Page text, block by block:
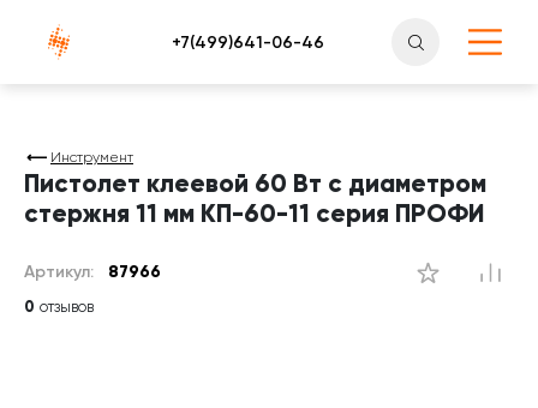
Атлантснаб
Инструмент
Пистолет клеевой 60 Вт с диаметром
стержня 11 мм КП-60-11 серия ПРОФИ
Артикул: 87966